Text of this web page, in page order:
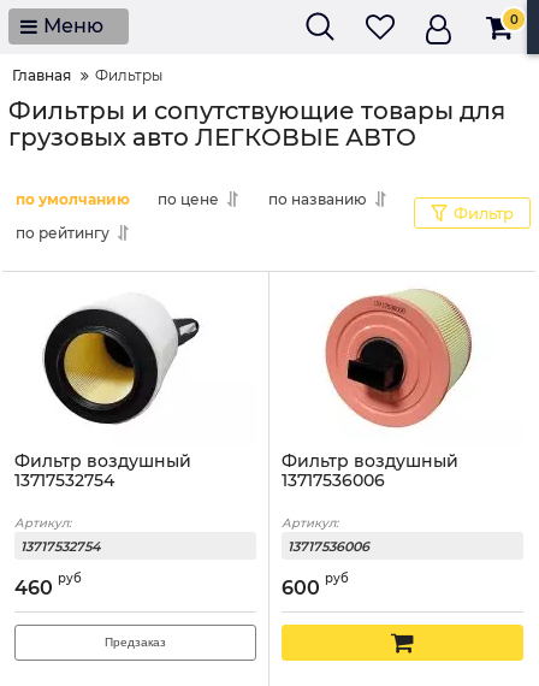
Меню 0
Главная Фильтры
Фильтры и сопутствующие товары для
грузовых авто ЛЕГКОВЫЕ АВТО
по умолчанию по цене
по названию
по рейтингу
Фильтр
Фильтр воздушный
13717532754
Артикул:
13717532754
460 руб
Предзаказ
Фильтр воздушный
13717536006
Артикул:
13717536006
600 руб